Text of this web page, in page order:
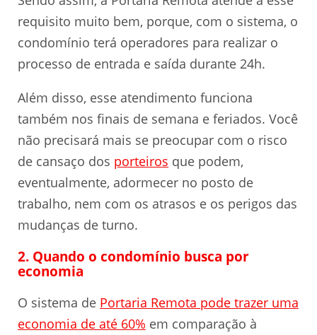
requisito muito bem, porque, com o sistema, o
condomínio terá operadores para realizar o
processo de entrada e saída durante 24h.
Além disso, esse atendimento funciona
também nos finais de semana e feriados. Você
não precisará mais se preocupar com o risco
de cansaço dos porteiros que podem,
eventualmente, adormecer no posto de
trabalho, nem com os atrasos e os perigos das
mudanças de turno.
2. Quando o condomínio busca por
economia
O sistema de Portaria Remota pode trazer uma
economia de até 60% em comparação à